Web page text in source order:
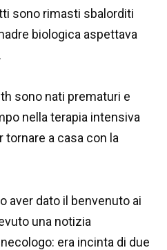
sono rimasti sbalorditi
biologica aspettava
sono nati prematuri e
nella terapia intensiva
tornare a casa con la
aver dato il benvenuto ai
una notizia
era incinta di due